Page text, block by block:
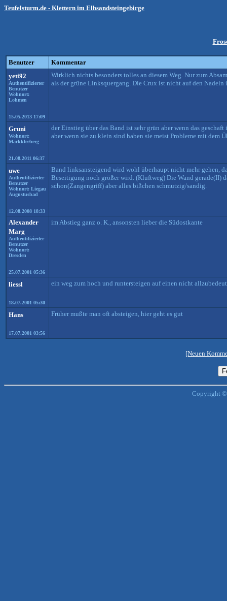
Teufelsturm.de - Klettern im Elbsandsteingebirge
Benutzer
Kommentar
yeti92
Authentifizierter
Benutzer
Wohnort:
Lohmen
15.05.2013 17:09
Wirklich nichts besonders tolles an diesem Weg. Nur zum
als der grüne Linksquergang. Die Crux ist nicht auf den
Gruni
Wohnort:
Markkleeberg
21.08.2011 06:37
der Einstieg über das Band ist sehr grün aber wenn das
aber wenn sie zu klein sind haben sie meist Probleme mit dem
uwe
Authentifizierter
Benutzer
Wohnort: Liegau
Augustusbad
12.08.2008 18:33
Band linksansteigend wird wohl überhaupt nicht mehr gehen,
Beseitigung noch größer wird. (Kluftweg) Die Wand gerade(II)
schon(Zangengriff) aber alles bißchen schmutzig/sandig.
Alexander
Marg
Authentifizierter
Benutzer
Wohnort:
Dresden
25.07.2001 05:36
im Abstieg ganz o. K., ansonsten lieber die Südostkante
liessl
18.07.2001 05:30
ein weg zum hoch und runtersteigen auf einen nicht
Hans
17.07.2001 03:56
Früher mußte man oft absteigen, hier geht es gut
[Neuen
Copyright ©